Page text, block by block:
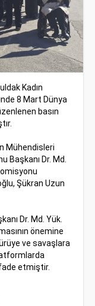
Kadın
8 Mart Dünya
basın
Mühendisleri
Başkanı Dr. Md.
Şükran Uzun
Dr. Md. Yük.
önemine
ve savaşlara
etmiştir.